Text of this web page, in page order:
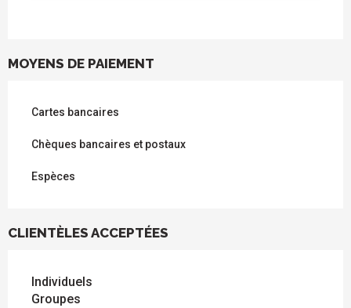
MOYENS DE PAIEMENT
Cartes bancaires
Chèques bancaires et postaux
Espèces
CLIENTÈLES ACCEPTÉES
Individuels
Groupes